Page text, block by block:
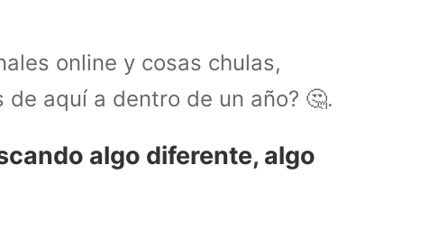
online y cosas chulas,
aquí a dentro de un año? 🤔.
algo diferente, algo